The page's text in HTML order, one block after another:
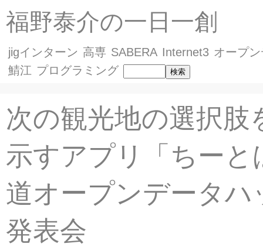
福野泰介の一日一創
jigインターン 高専 SABERA Internet3 オープ
鯖江 プログラミング
次の観光地の選択肢
示すアプリ「ちーと
道オープンデータハ
発表会